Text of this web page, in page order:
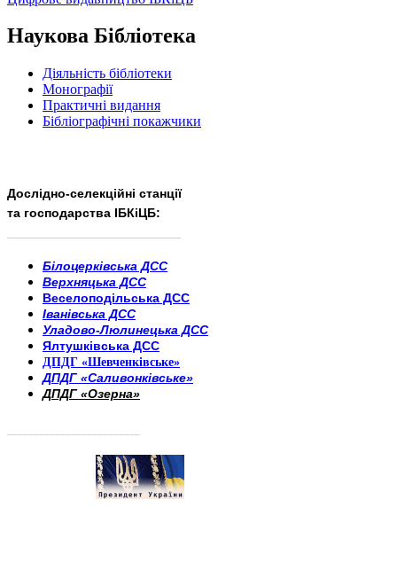
Наукова Бібліотека
Діяльність бібліотеки
Монографії
Практичні видання
Бібліографічні покажчики
Дослідно-селекційні станції
та господарства ІБКіЦБ:
Білоцерківська ДСС
Верхняцька ДСС
Веселоподільська ДСС
Іванівська ДСС
Уладово-Люлинецька ДСС
Ялтушківська ДСС
ДПДГ «Шевченківське»
ДПДГ «Саливонківське»
ДПДГ «Озерна»